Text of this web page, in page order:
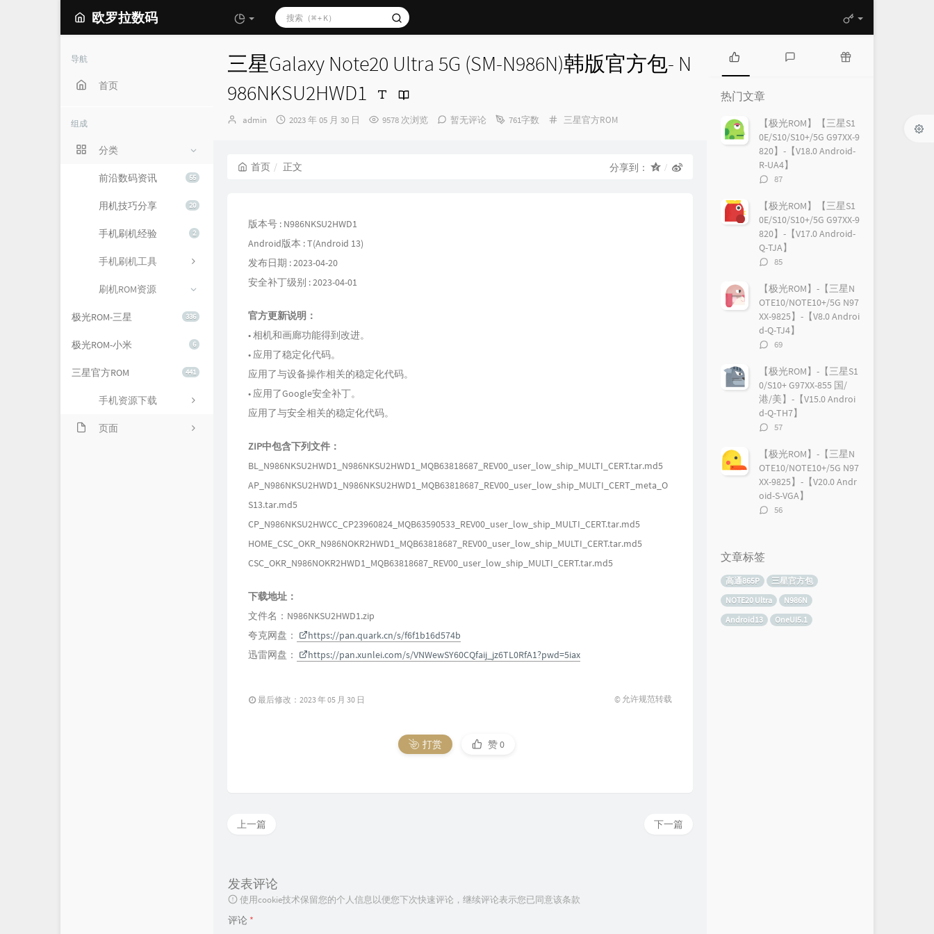
欧罗拉数码
导航
首页
组成
分类
55
前沿数码资讯
20
用机技巧分享
2
手机刷机经验
手机刷机工具
刷机ROM资源
336
极光ROM-三星
6
极光ROM-小米
441
三星官方ROM
手机资源下载
页面
三星Galaxy Note20 Ultra 5G (SM-N986N)韩版官方包- N
986NKSU2HWD1
博
admin
发
2023 年 05 月 30 日 9578 次浏览 暂无评论 761字数
分
三星官方ROM
首页 正文 分享到：
版本号 : N986NKSU2HWD1
Android版本 : T(Android 13)
发布日期 : 2023-04-20
安全补丁级别 : 2023-04-01
官方更新说明：
• 相机和画廊功能得到改进。
• 应用了稳定化代码。
应用了与设备操作相关的稳定化代码。
• 应用了Google安全补丁。
应用了与安全相关的稳定化代码。
ZIP中包含下列文件：
BL_N986NKSU2HWD1_N986NKSU2HWD1_MQB63818687_REV00_user_low_ship_MULTI_CERT.tar.md5
AP_N986NKSU2HWD1_N986NKSU2HWD1_MQB63818687_REV00_user_low_ship_MULTI_CERT_meta_O
S13.tar.md5
CP_N986NKSU2HWCC_CP23960824_MQB63590533_REV00_user_low_ship_MULTI_CERT.tar.md5
HOME_CSC_OKR_N986NOKR2HWD1_MQB63818687_REV00_user_low_ship_MULTI_CERT.tar.md5
CSC_OKR_N986NOKR2HWD1_MQB63818687_REV00_user_low_ship_MULTI_CERT.tar.md5
下载地址：
文件名：N986NKSU2HWD1.zip
夸克网盘：
https://pan.quark.cn/s/f6f1b16d574b
迅雷网盘：
https://pan.xunlei.com/s/VNWewSY60CQfaij_jz6TL0RfA1?pwd=5iax
最后修改：2023 年 05 月 30 日 © 允许规范转载
打赏 赞0
下一篇
上一篇
发表评论
使用cookie技术保留您的个人信息以便您下次快速评论，继续评论表示您已同意该条款
评论 *
热
门
文
章
论
章
热门文章
【极光ROM】【三星S1
0E/S10/S10+/5G G97XX-9
820】-【V18.0 Android-
R-UA4】
评
数：
87
【极光ROM】【三星S1
0E/S10/S10+/5G G97XX-9
820】-【V17.0 Android-
Q-TJA】
评
数：
85
【极光ROM】-【三星N
OTE10/NOTE10+/5G N97
XX-9825】-【V8.0 Androi
d-Q-TJ4】
评
数：
69
【极光ROM】-【三星S1
0/S10+ G97XX-855 国/
港/美】-【V15.0 Androi
d-Q-TH7】
评
数：
57
【极光ROM】-【三星N
OTE10/NOTE10+/5G N97
XX-9825】-【V20.0 Andr
oid-S-VGA】
评
56
文章标签
高通865P
三星官方包
NOTE20 Ultra
N986N
Android13
OneUI5.1